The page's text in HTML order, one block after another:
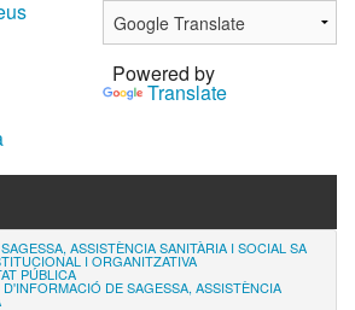
Powered by
Translate
SAGESSA, ASSISTÈNCIA SANITÀRIA I SOCIAL SA
I ORGANITZATIVA
PÚBLICA
DE SAGESSA, ASSISTÈNCIA